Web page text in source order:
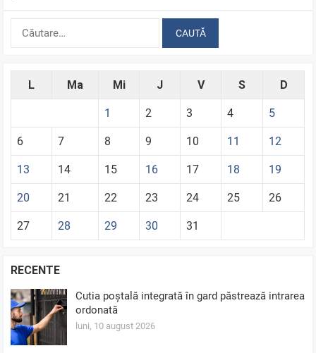
Caută
L Ma Mi J V S D
1 2 3 4 5
6 7 8 9 10 11 12
13 14 15 16 17 18 19
20 21 22 23 24 25 26
27 28 29 30 31
RECENTE
Cutia poștală integrată în gard păstrează intrarea
ordonată
luni, 10 august 2026